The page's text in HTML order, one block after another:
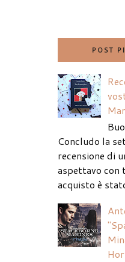
POST
Concludo la
recensione di
aspettavo con
acquisto è